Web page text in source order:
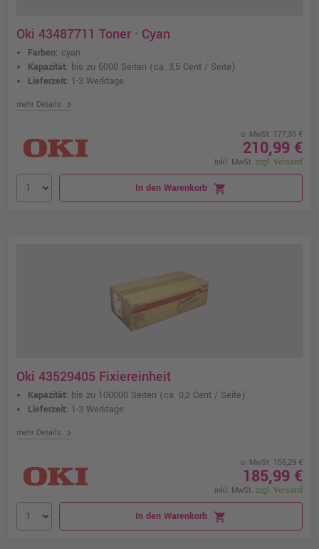
Oki 43487711 Toner · Cyan
Farben: cyan
Kapazität: bis zu 6000 Seiten (ca. 3,5 Cent / Seite)
Lieferzeit: 1-3 Werktage
mehr Details chevron_right
o. MwSt. 177,30 €
210,99 €
inkl. MwSt. zzgl. Versand
In den Warenkorb shopping_cart
Oki 43529405 Fixiereinheit
Kapazität: bis zu 100000 Seiten (ca. 0,2 Cent / Seite)
Lieferzeit: 1-3 Werktage
mehr Details chevron_right
o. MwSt. 156,29 €
185,99 €
inkl. MwSt. zzgl. Versand
In den Warenkorb shopping_cart